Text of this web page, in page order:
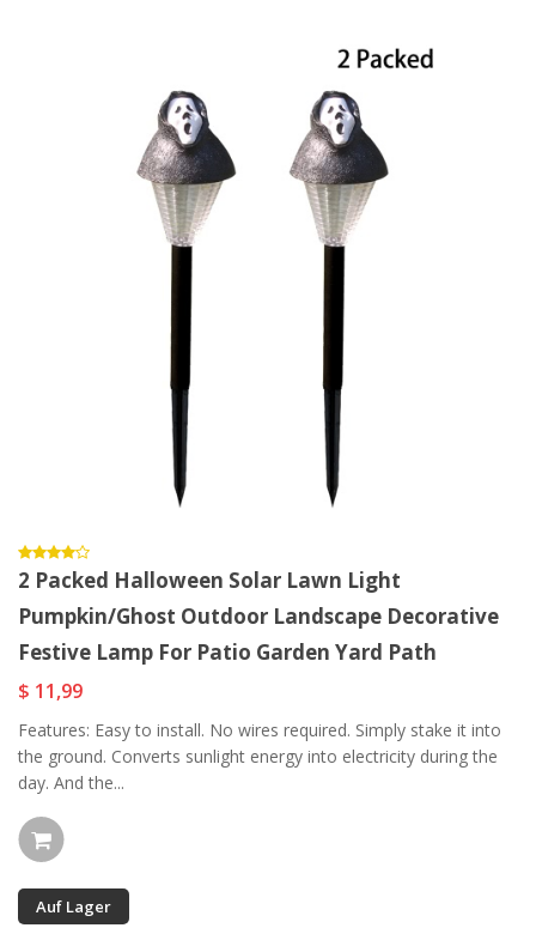
2 Packed Halloween Solar Lawn Light
Pumpkin/Ghost Outdoor Landscape Decorative
Festive Lamp For Patio Garden Yard Path
$ 11,99
Features: Easy to install. No wires required. Simply stake it into
the ground. Converts sunlight energy into electricity during the
day. And the...
Auf Lager